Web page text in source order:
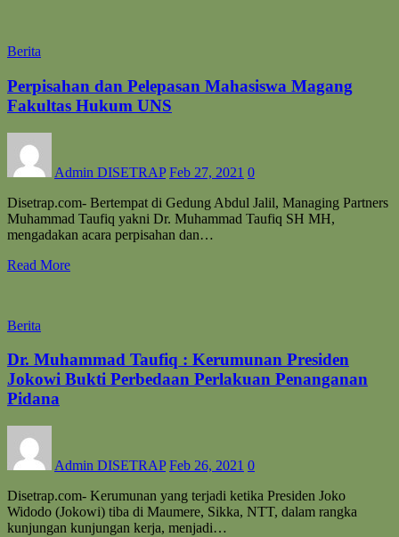
Berita
Perpisahan dan Pelepasan Mahasiswa Magang
Fakultas Hukum UNS
Admin DISETRAP Feb 27, 2021 0
Disetrap.com- Bertempat di Gedung Abdul Jalil, Managing Partners
Muhammad Taufiq yakni Dr. Muhammad Taufiq SH MH,
mengadakan acara perpisahan dan…
Read More
Berita
Dr. Muhammad Taufiq : Kerumunan Presiden
Jokowi Bukti Perbedaan Perlakuan Penanganan
Pidana
Admin DISETRAP Feb 26, 2021 0
Disetrap.com- Kerumunan yang terjadi ketika Presiden Joko
Widodo (Jokowi) tiba di Maumere, Sikka, NTT, dalam rangka
kunjungan kunjungan kerja, menjadi…